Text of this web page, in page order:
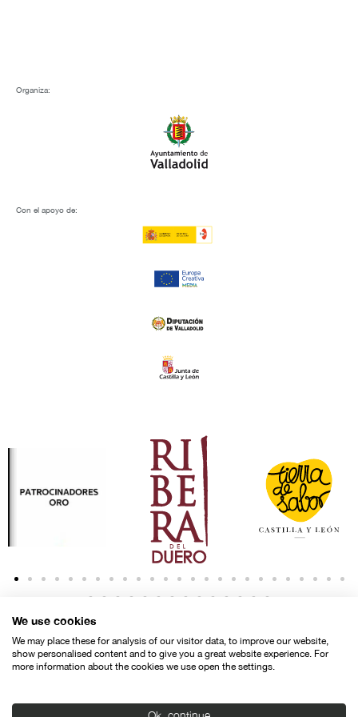
Organiza:
Con el apoyo de:
Política de privacidad Política de cookies
We use cookies
We may place these for analysis of our visitor data, to improve our website,
show personalised content and to give you a great website experience. For
more information about the cookies we use open the settings.